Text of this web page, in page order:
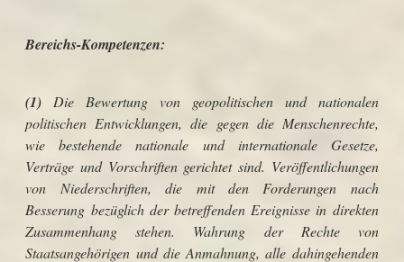
Bereichs-Kompetenzen:
(1)Die Bewertung von geopolitischen und nationalen
politischen Entwicklungen, die gegen die Menschenrechte,
wie bestehende nationale und internationale Gesetze,
Verträge und Vorschriften gerichtet sind. Veröffentlichungen
von Niederschriften, die mit den Forderungen nach
Besserung bezüglich der betreffenden Ereignisse in direkten
Zusammenhang stehen. Wahrung der Rechte von
Staatsangehörigen und die Anmahnung, alle dahingehenden